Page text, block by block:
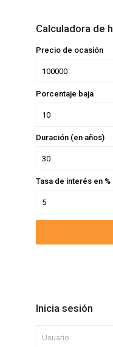
Calculadora de
Precio de ocasión
Porcentaje baja
Duración (en años)
Tasa de interés en %
Inicia sesión